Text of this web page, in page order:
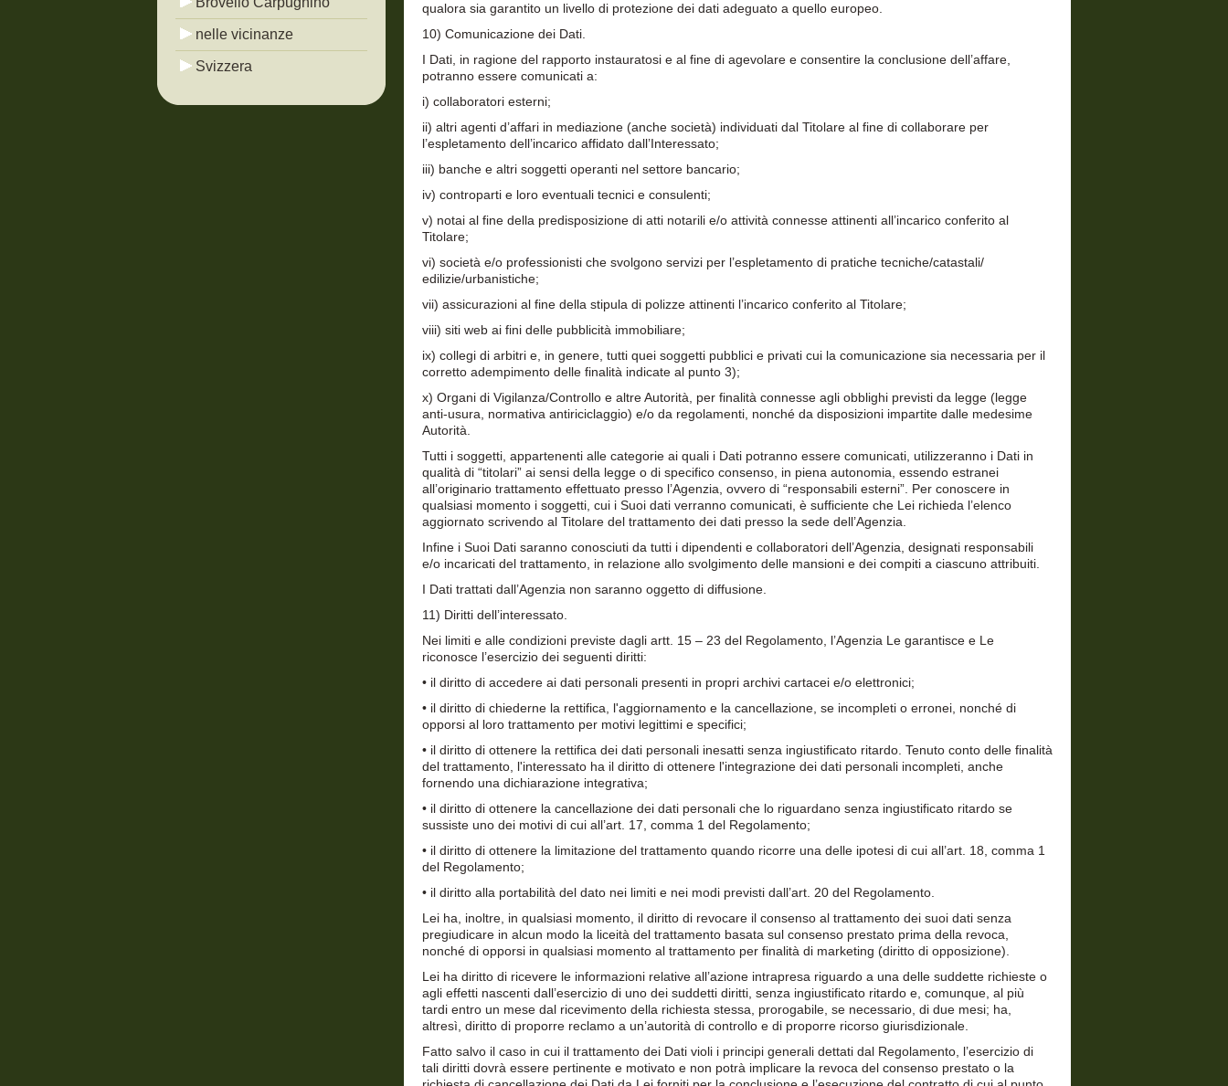
nelle vicinanze
Svizzera
qualora sia garantito un livello di protezione dei dati adeguato a quello europeo.
10) Comunicazione dei Dati.
I Dati, in ragione del rapporto instauratosi e al fine di agevolare e consentire la conclusione dell’affare,
potranno essere comunicati a:
i) collaboratori esterni;
ii) altri agenti d’affari in mediazione (anche società) individuati dal Titolare al fine di collaborare per
l’espletamento dell’incarico affidato dall’Interessato;
iii) banche e altri soggetti operanti nel settore bancario;
iv) controparti e loro eventuali tecnici e consulenti;
v) notai al fine della predisposizione di atti notarili e/o attività connesse attinenti all’incarico conferito al
Titolare;
vi) società e/o professionisti che svolgono servizi per l’espletamento di pratiche tecniche/catastali/
edilizie/urbanistiche;
vii) assicurazioni al fine della stipula di polizze attinenti l’incarico conferito al Titolare;
viii) siti web ai fini delle pubblicità immobiliare;
ix) collegi di arbitri e, in genere, tutti quei soggetti pubblici e privati cui la comunicazione sia necessaria per il
corretto adempimento delle finalità indicate al punto 3);
x) Organi di Vigilanza/Controllo e altre Autorità, per finalità connesse agli obblighi previsti da legge (legge
anti-usura, normativa antiriciclaggio) e/o da regolamenti, nonché da disposizioni impartite dalle medesime
Autorità.
Tutti i soggetti, appartenenti alle categorie ai quali i Dati potranno essere comunicati, utilizzeranno i Dati in
qualità di “titolari” ai sensi della legge o di specifico consenso, in piena autonomia, essendo estranei
all’originario trattamento effettuato presso l’Agenzia, ovvero di “responsabili esterni”. Per conoscere in
qualsiasi momento i soggetti, cui i Suoi dati verranno comunicati, è sufficiente che Lei richieda l’elenco
aggiornato scrivendo al Titolare del trattamento dei dati presso la sede dell’Agenzia.
Infine i Suoi Dati saranno conosciuti da tutti i dipendenti e collaboratori dell’Agenzia, designati responsabili
e/o incaricati del trattamento, in relazione allo svolgimento delle mansioni e dei compiti a ciascuno attribuiti.
I Dati trattati dall’Agenzia non saranno oggetto di diffusione.
11) Diritti dell’interessato.
Nei limiti e alle condizioni previste dagli artt. 15 – 23 del Regolamento, l’Agenzia Le garantisce e Le
riconosce l’esercizio dei seguenti diritti:
• il diritto di accedere ai dati personali presenti in propri archivi cartacei e/o elettronici;
• il diritto di chiederne la rettifica, l'aggiornamento e la cancellazione, se incompleti o erronei, nonché di
opporsi al loro trattamento per motivi legittimi e specifici;
• il diritto di ottenere la rettifica dei dati personali inesatti senza ingiustificato ritardo. Tenuto conto delle finalità
del trattamento, l'interessato ha il diritto di ottenere l'integrazione dei dati personali incompleti, anche
fornendo una dichiarazione integrativa;
• il diritto di ottenere la cancellazione dei dati personali che lo riguardano senza ingiustificato ritardo se
sussiste uno dei motivi di cui all’art. 17, comma 1 del Regolamento;
• il diritto di ottenere la limitazione del trattamento quando ricorre una delle ipotesi di cui all’art. 18, comma 1
del Regolamento;
• il diritto alla portabilità del dato nei limiti e nei modi previsti dall’art. 20 del Regolamento.
Lei ha, inoltre, in qualsiasi momento, il diritto di revocare il consenso al trattamento dei suoi dati senza
pregiudicare in alcun modo la liceità del trattamento basata sul consenso prestato prima della revoca,
nonché di opporsi in qualsiasi momento al trattamento per finalità di marketing (diritto di opposizione).
Lei ha diritto di ricevere le informazioni relative all’azione intrapresa riguardo a una delle suddette richieste o
agli effetti nascenti dall’esercizio di uno dei suddetti diritti, senza ingiustificato ritardo e, comunque, al più
tardi entro un mese dal ricevimento della richiesta stessa, prorogabile, se necessario, di due mesi; ha,
altresì, diritto di proporre reclamo a un’autorità di controllo e di proporre ricorso giurisdizionale.
Fatto salvo il caso in cui il trattamento dei Dati violi i principi generali dettati dal Regolamento, l’esercizio di
tali diritti dovrà essere pertinente e motivato e non potrà implicare la revoca del consenso prestato o la